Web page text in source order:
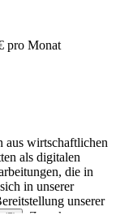
pro Monat
aus wirtschaftlichen
als digitalen
die in
in unserer
unserer
(5)
. Zwecke: